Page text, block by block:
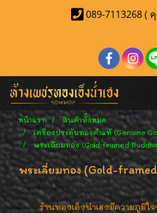
089-7113268 (
หน้าแรก
สินค้าทั้งหมด
เครื่องประดับทองคำแท้ (Genuine
พระเลี่ยมทอง (Gold-framed
พระเลี่ยมทอง (Gold-
ร้านทองเอ็งนำเฮงมีความภูมิใจ